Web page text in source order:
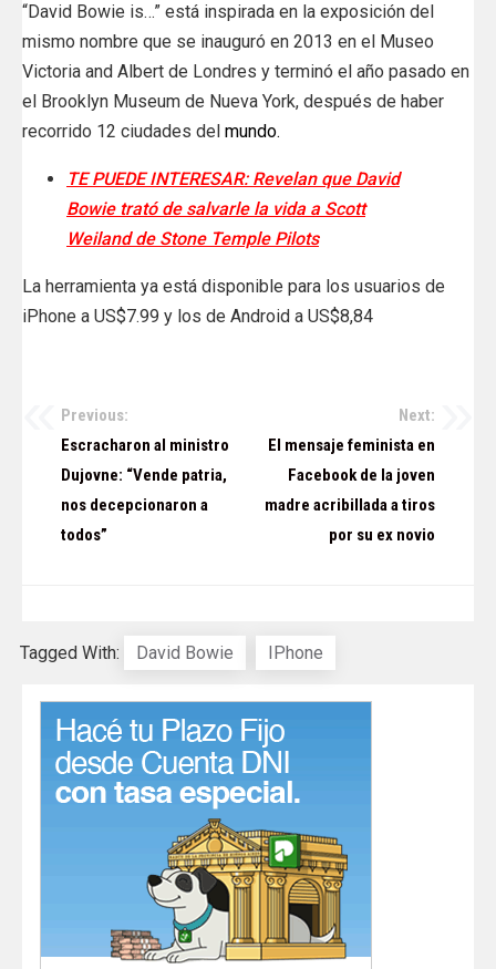
“David Bowie is…” está inspirada en la exposición del
mismo nombre que se inauguró en 2013 en el Museo
Victoria and Albert de Londres y terminó el año pasado en
el Brooklyn Museum de Nueva York, después de haber
recorrido 12 ciudades del mundo.
TE PUEDE INTERESAR: Revelan que David
Bowie trató de salvarle la vida a Scott
Weiland de Stone Temple Pilots
La herramienta ya está disponible para los usuarios de
iPhone a US$7.99 y los de Android a US$8,84
Navegación
entradas
Previous:
Escracharon al ministro
Dujovne: “Vende patria,
nos decepcionaron a
todos”
Next:
El mensaje feminista en
Facebook de la joven
madre acribillada a tiros
por su ex novio
Tagged With: David Bowie IPhone